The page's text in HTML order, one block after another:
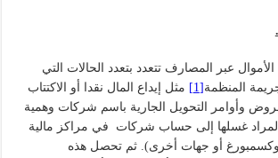
عبر المصارف تتعدد بتعدد الحالات التي
المنظمة [1]
مثل إيداع المال نقدا أو الاكتتاب
وأوامر التحويل الجارية باسم شركات وهمية
غسلها إلى حساب شركات في مراكز مالية
أو جهات أخرى). ثم تحصل هذه